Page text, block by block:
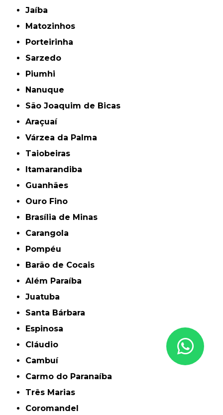
Jaíba
Matozinhos
Porteirinha
Sarzedo
Piumhi
Nanuque
São Joaquim de Bicas
Araçuaí
Várzea da Palma
Taiobeiras
Itamarandiba
Guanhães
Ouro Fino
Brasília de Minas
Carangola
Pompéu
Barão de Cocais
Além Paraíba
Juatuba
Santa Bárbara
Espinosa
Cláudio
Cambuí
Carmo do Paranaíba
Três Marias
Coromandel